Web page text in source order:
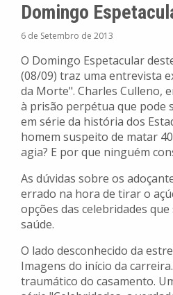
Domingo
6 de Setembro de 2013
O Domingo Espetacular
(08/09) traz uma entrevista
da Morte". Charles Culleno,
à prisão perpétua que pode
em série da história dos
homem suspeito de matar
agia? E por que ninguém
As dúvidas sobre os
errado na hora de tirar o
opções das celebridades
saúde.
O lado desconhecido da
Imagens do início da
traumático do casamento.